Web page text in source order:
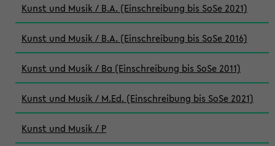
Kunst und Musik / B.A. (Einschreibung bis SoSe 2021)
Kunst und Musik / B.A. (Einschreibung bis SoSe 2016)
Kunst und Musik / Ba (Einschreibung bis SoSe 2011)
Kunst und Musik / M.Ed. (Einschreibung bis SoSe 2021)
Kunst und Musik / P